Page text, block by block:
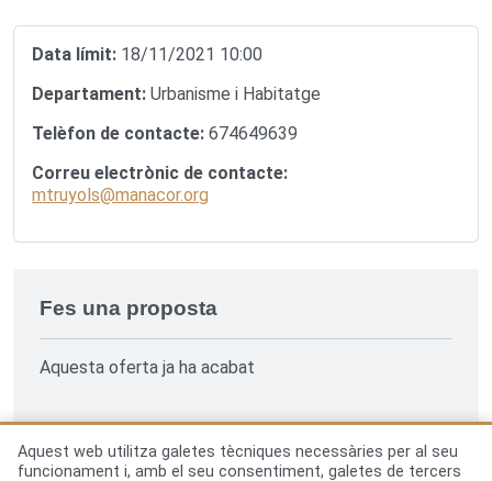
Data límit: 18/11/2021 10:00
Departament: Urbanisme i Habitatge
Telèfon de contacte: 674649639
Correu electrònic de contacte:
mtruyols@manacor.org
Fes una proposta
Aquesta oferta ja ha acabat
Aquest web utilitza galetes tècniques necessàries per al seu
funcionament i, amb el seu consentiment, galetes de tercers